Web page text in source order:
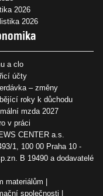
2026
2026
a clo
účty
– změny
roky k důchodu
mzda 2027
v práci
CENTER a.s.
1, 100 00 Praha 10 -
B 19490 a dodavatelé
materiálům
společnosti